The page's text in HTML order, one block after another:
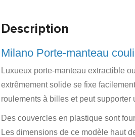
Description
Milano Porte-manteau
Luxueux porte-manteau extractible
extrêmement solide se fixe
roulements à billes et peut
Des couvercles en plastique sont
Les dimensions de ce modèle haut